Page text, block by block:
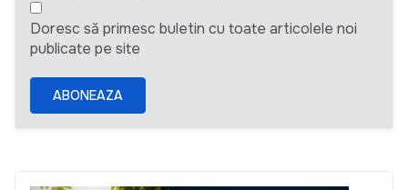
Doresc să primesc buletin cu toate articolele noi
publicate pe site
ABONEAZA